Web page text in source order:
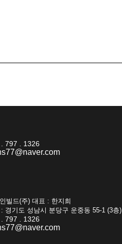
797 . 1326
빌드(주) 대표 : 한지희
경기도 성남시 분당구 운중동 55-1 (3층)
797 . 1326